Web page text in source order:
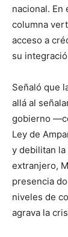
nacional. En
columna
acceso a
su
Señaló que
allá al
gobierno
Ley de
y debilitan
extranjero,
presencia
niveles de
agrava la